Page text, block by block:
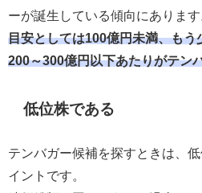
ーが誕生している傾向にあります
目安としては100億円未満、もう
200～300億円以下あたりがテン
低位株である
テンバガー候補を探すときは、
イントです。